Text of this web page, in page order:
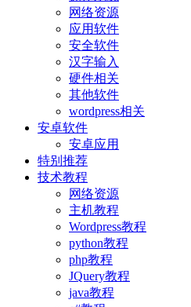
网络资源
应用软件
安全软件
汉字输入
硬件相关
其他软件
wordpress相关
安卓软件
安卓应用
特别推荐
技术教程
网络资源
主机教程
Wordpress教程
python教程
php教程
JQuery教程
java教程